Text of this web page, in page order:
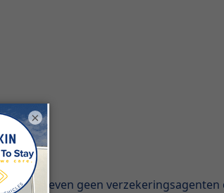
hoeven geen verzekeringsagenten
×